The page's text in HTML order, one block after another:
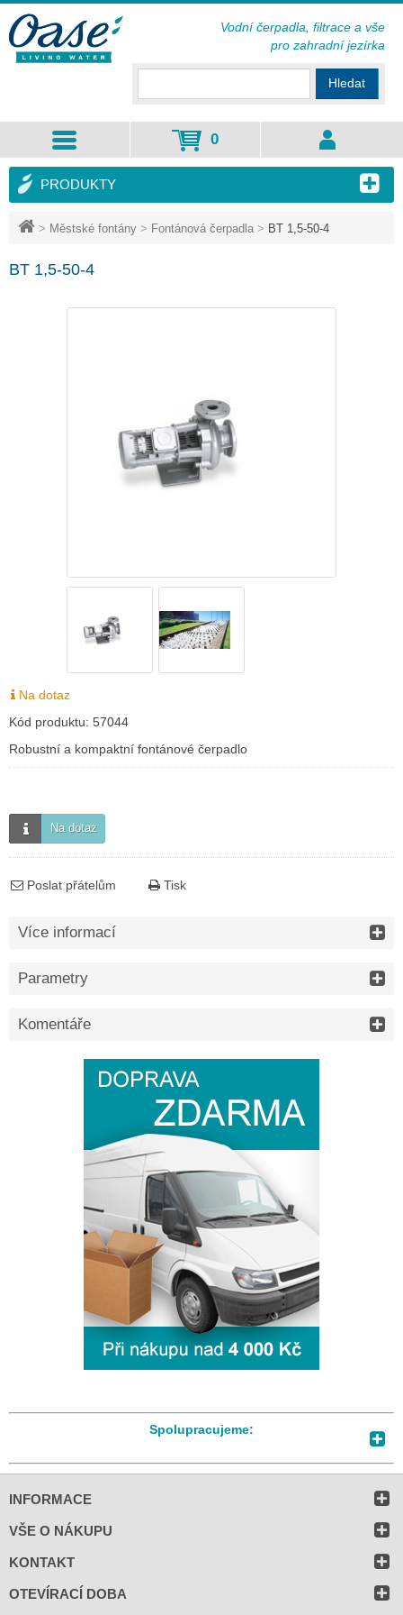
> Městské fontány > Fontánová čerpadla > BT 1,5-50-4
BT 1,5-50-4
Na dotaz
Kód produktu: 57044
Robustní a kompaktní fontánové čerpadlo
Na dotaz
Poslat přátelům Tisk
Více informací
Parametry
Komentáře
PRODUKTY
Spolupracujeme:
Hledat
0
Vodní čerpadla, filtrace a vše
pro zahradní jezírka
INFORMACE
VŠE O NÁKUPU
KONTAKT
OTEVÍRACÍ DOBA